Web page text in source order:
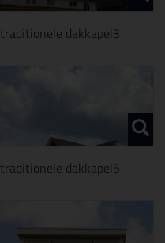
traditionele dakkapel3
traditionele dakkapel5